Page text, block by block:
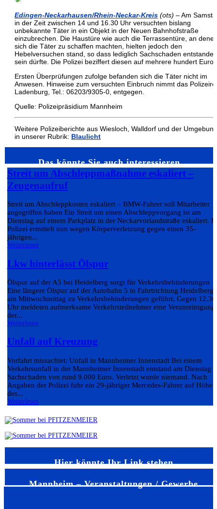
Edingen-Neckarhausen/Rhein-Neckar-Kreis (ots) – Am
in der Zeit zwischen 14 und 16.30 Uhr versuchten bislang
unbekannte Täter in ein Objekt in der Neuen Bahnhofstraße
einzubrechen. Die Haustüre wie auch die Terrassentüre, an
sich die Täter zu schaffen machten, hielten jedoch den
Hebelversuchen stand, so dass lediglich Sachschaden entstanden
sein dürfte. Die Polizei beziffert diesen auf mehrere hundert Euro.
Ersten Überprüfungen zufolge befanden sich die Täter nicht im
Anwesen. Hinweise zum versuchten Einbruch nimmt das
Ladenburg, Tel.: 06203/9305-0, entgegen.
Quelle: Polizeipräsidium Mannheim
Weitere Polizeiberichte aus Wiesloch, Walldorf und der Umgebung
in unserer Rubrik: Blaulicht
Das könnte Sie auch interessieren…
Streit um Abschleppmaßnahme eskaliert –
Zeugenaufruf
Streit um Abschleppkosten eskaliert – BMW-Fahrer soll Mitarbeiter
angegriffen haben Ein Streit um einen Abschleppvorgang ist am
Dienstag auf einem Parkplatz in der Neckarvorlandstraße eskaliert.
Polizei ermittelt nun wegen Körperverletzung gegen einen 35-
jährigen...
Weiterlesen
Lkw hinterlässt Ölspur
Ölspur auf der A5 bei Heidelberg sorgt für Verkehrsbehinderungen
Eine längere Ölspur auf der Autobahn 5 in Fahrtrichtung Heidelberg
am Mittwochmittag zu Verkehrsbehinderungen geführt. Gegen 12.30
Uhr meldeten aufmerksame Verkehrsteilnehmer eine Verunreinigung
der...
Weiterlesen
Unfall auf Kreuzung
Vorfahrt missachtet: Unfall in Mannheimer Innenstadt Bei einem
Verkehrsunfall in der Mannheimer Innenstadt entstand am Dienstag
Sachschaden von rund 9.000 Euro. Verletzt wurde niemand. Nach
Angaben der Polizei fuhr ein 29-jähriger Mercedes-Fahrer auf Höhe
des...
Weiterlesen
Hier könnte Ihr Link stehen
Mannheim – Veranstaltungen / Gewerbe